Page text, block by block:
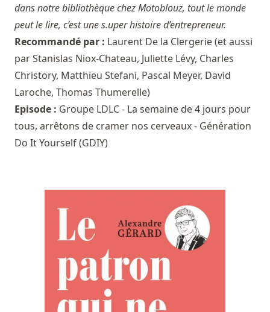
dans notre bibliothèque chez Motoblouz, tout le monde
peut le lire, c’est une s.uper histoire d’entrepreneur.
Recommandé par : Laurent De la Clergerie(et aussi
parStanislas Niox-Chateau, Juliette Lévy, Charles
Christory, Matthieu Stefani, Pascal Meyer, David
Laroche, Thomas Thumerelle)
Episode : Groupe LDLC - La semaine de 4 jours pour
tous, arrêtons de cramer nos cerveaux - Génération
Do It Yourself (GDIY)